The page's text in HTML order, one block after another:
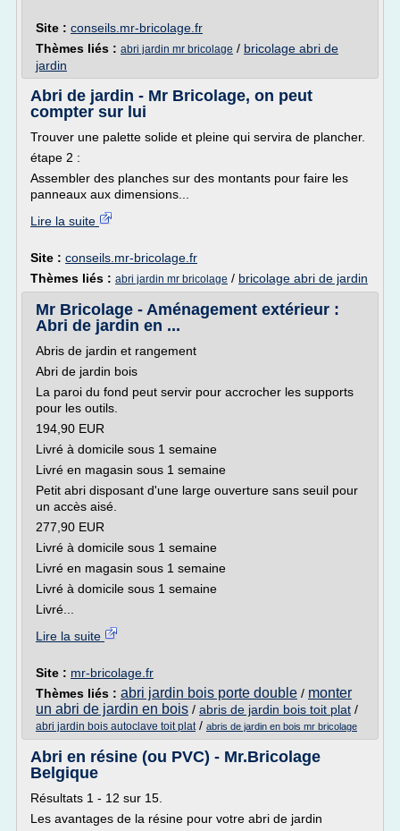
Site : conseils.mr-bricolage.fr
Thèmes liés : abri jardin mr bricolage / bricolage abri de
jardin
Abri de jardin - Mr Bricolage, on peut
compter sur lui
Trouver une palette solide et pleine qui servira de plancher.
étape 2 :
Assembler des planches sur des montants pour faire les
panneaux aux dimensions...
Lire la suite
Site : conseils.mr-bricolage.fr
Thèmes liés : abri jardin mr bricolage / bricolage abri de jardin
Mr Bricolage - Aménagement extérieur :
Abri de jardin en ...
Abris de jardin et rangement
Abri de jardin bois
La paroi du fond peut servir pour accrocher les supports
pour les outils.
194,90 EUR
Livré à domicile sous 1 semaine
Livré en magasin sous 1 semaine
Petit abri disposant d'une large ouverture sans seuil pour
un accès aisé.
277,90 EUR
Livré à domicile sous 1 semaine
Livré en magasin sous 1 semaine
Livré à domicile sous 1 semaine
Livré...
Lire la suite
Site : mr-bricolage.fr
Thèmes liés : abri jardin bois porte double / monter
un abri de jardin en bois / abris de jardin bois toit plat /
abri jardin bois autoclave toit plat/ abris de jardin en bois mr bricolage
Abri en résine (ou PVC) - Mr.Bricolage
Belgique
Résultats 1 - 12 sur 15.
Les avantages de la résine pour votre abri de jardin